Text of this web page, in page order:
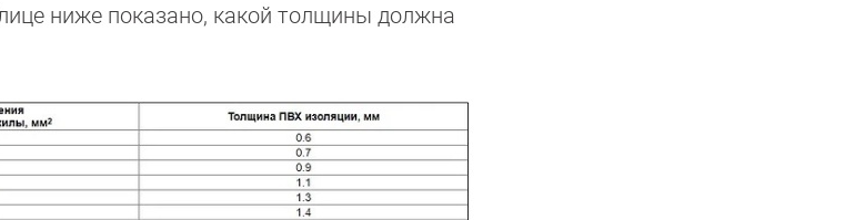
ниже показано, какой толщины должна